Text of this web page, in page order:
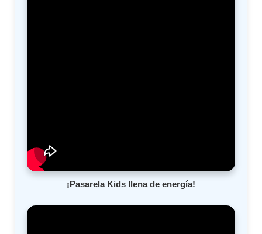
¡Pasarela Kids llena de energía!